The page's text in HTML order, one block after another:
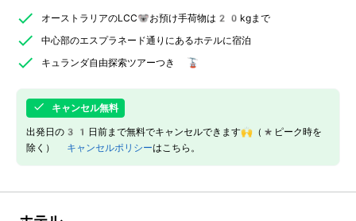
オーストラリアのLCC🐨お預け手荷物は20kgまで
中心部のエスプラネード通りにあるホテルに宿泊
キュランダ自由探索ツアーつき 🚡
キャンセル無料
出発日の31日前まで無料でキャンセルできます🙌（*ピーク時を
除く） キャンセルポリシーはこちら。